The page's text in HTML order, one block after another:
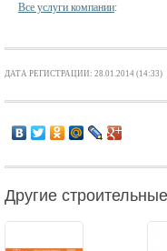
Все услуги компании:
ДАТА РЕГИСТРАЦИИ: 28.01.2014 (14:33)
Другие